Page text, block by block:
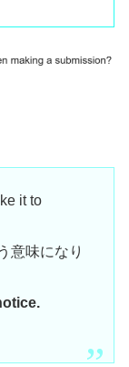
it to
意味になり